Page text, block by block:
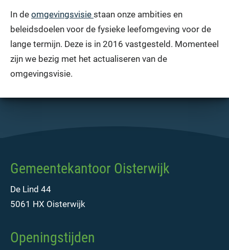
In de omgevingsvisie staan onze ambities en
beleidsdoelen voor de fysieke leefomgeving voor de
lange termijn. Deze is in 2016 vastgesteld. Momenteel
zijn we bezig met het actualiseren van de
omgevingsvisie.
Gemeentekantoor Oisterwijk
De Lind 44
5061 HX Oisterwijk
Openingstijden